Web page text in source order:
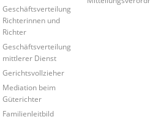
Geschäftsverteilung
Richterinnen und
Richter
Geschäftsverteilung
mittlerer Dienst
Gerichtsvollzieher
Mediation beim
Güterichter
Familienleitbild